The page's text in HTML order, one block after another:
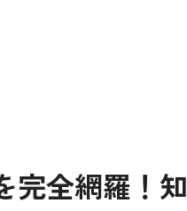
完全網羅！知